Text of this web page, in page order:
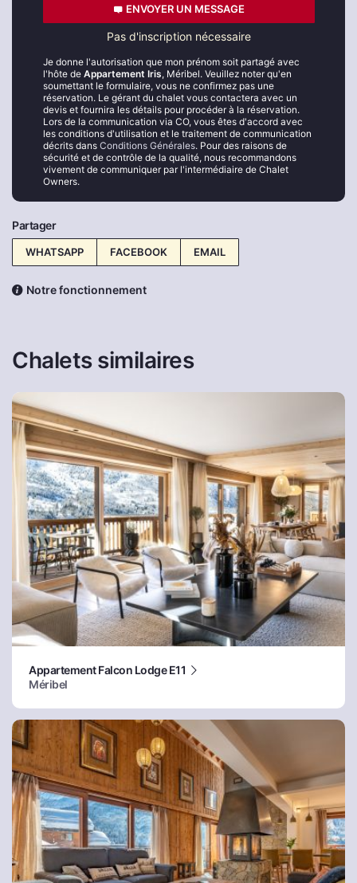
ENVOYER UN MESSAGE
Pas d'inscription nécessaire
Je donne l'autorisation que mon prénom soit partagé avec
l'hôte de Appartement Iris, Méribel. Veuillez noter qu'en
soumettant le formulaire, vous ne confirmez pas une
réservation. Le gérant du chalet vous contactera avec un
devis et fournira les détails pour procéder à la réservation.
Lors de la communication via CO, vous êtes d'accord avec
les conditions d'utilisation et le traitement de communication
décrits dans Conditions Générales. Pour des raisons de
sécurité et de contrôle de la qualité, nous recommandons
vivement de communiquer par l'intermédiaire de Chalet
Owners.
Partager
WHATSAPP FACEBOOK EMAIL
Notre fonctionnement
Chalets similaires
Appartement Falcon Lodge E11
Méribel